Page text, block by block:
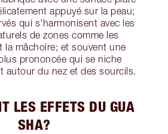
appuyé sur la peau;
qui s'harmonisent avec les
de zones comme les
la mâchoire; et souvent une
prononcée qui se niche
autour du nez et des sourcils.
LES EFFETS DU GUA
SHA?